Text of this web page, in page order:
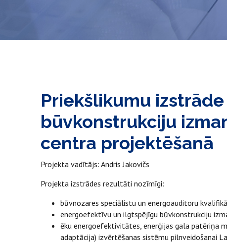
Priekšlikumu
būvkonstrukciju
centra projektēšanā
Projekta vadītājs: Andris Jakovičs
Projekta izstrādes rezultāti nozīmīgi:
būvnozares speciālistu un energoauditoru
energoefektīvu un ilgtspējīgu būvkonstrukciju
ēku energoefektivitātes, enerģijas gala patēriņa
adaptācija) izvērtēšanas sistēmu pilnveidošanai